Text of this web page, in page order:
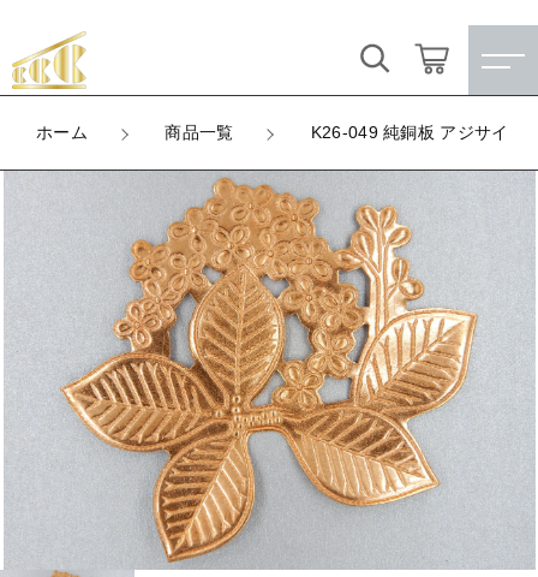
ホーム 商品一覧 K26-049 純銅板 アジサイ
カートに商品を追加しました
数量
（税込）
ショッピングを続ける
カートを確認する
お気に入り
すべての商品
★訳ありアウトレット★
【メッキ付】 製品
【メッキ付】 ブローチ台
【はめこみパーツ】 銅板
【はめこみパーツ】 アルミ板
すべて
★訳ありアウトレット★
【メッキ付】 製品
【メッキ付】 ブローチ台
【はめこみパーツ】 銅板
【はめこみパーツ】 アルミ板
【はめこみパーツ】 アミ
こだわり検索
親カテゴリ
子カテゴリ
価格帯
～